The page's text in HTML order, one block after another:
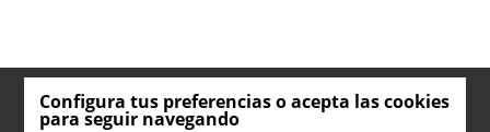
Configura tus preferencias o acepta las cookies
para seguir navegando